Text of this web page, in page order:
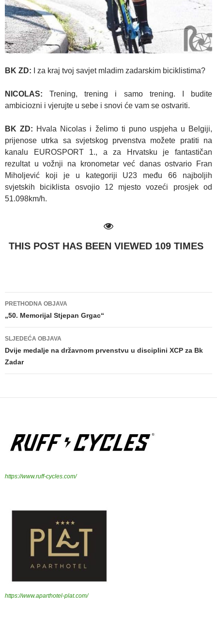
BK ZD: I za kraj tvoj savjet mladim zadarskim biciklistima?
NICOLAS: Trening, trening i samo trening. I budite
ambiciozni i vjerujte u sebe i snovi će vam se ostvariti.
BK ZD: Hvala Nicolas i želimo ti puno uspjeha u Belgiji,
prijenose utrka sa svjetskog prvenstva možete pratiti na
kanalu EUROSPORT 1., a za Hrvatsku je fantastičan
rezultat u vožnji na kronometar već danas ostvario Fran
Miholjević koji je u kategoriji U23 među 66 najboljih
svjetskih biciklista osvojio 12 mjesto vozeći prosjek od
51.098km/h.
THIS POST HAS BEEN VIEWED 109 TIMES
Navigacija
objava
PRETHODNA OBJAVA
„50. Memorijal Stjepan Grgac“
SLJEDEĆA OBJAVA
Dvije medalje na državnom prvenstvu u disciplini XCP za Bk
Zadar
https://www.ruff-cycles.com/
https://www.aparthotel-plat.com/